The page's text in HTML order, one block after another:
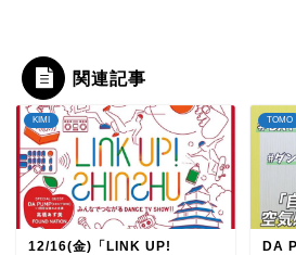
関連記事
KIMI
12/16(金)「LINK UP!
TOMO
DA